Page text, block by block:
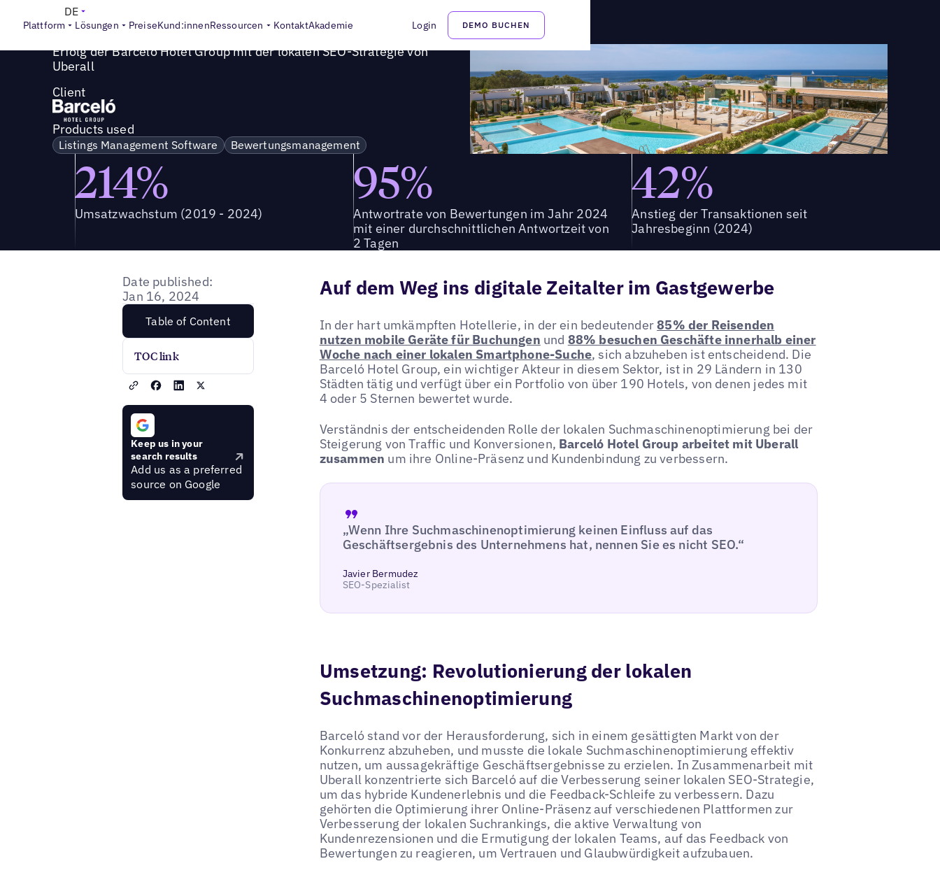
Plattform Lösungen PreiseKund:innenRessourcen KontaktAkademie Login DEMO BUCHEN
DE
Success Story
Erfolg der Barceló Hotel Group mit der lokalen SEO-Strategie von
Uberall
Client
Products used
Listings Management Software Bewertungsmanagement
214%
Umsatzwachstum (2019 - 2024)
95%
Antwortrate von Bewertungen im Jahr 2024
mit einer durchschnittlichen Antwortzeit von
2 Tagen
42%
Anstieg der Transaktionen seit
Jahresbeginn (2024)
Date published:
Jan 16, 2024
Table of Content
TOC link
Keep us in your
search results
Add us as a preferred
source on Google
Auf dem Weg ins digitale Zeitalter im Gastgewerbe
In der hart umkämpften Hotellerie, in der ein bedeutender85% der Reisenden
nutzen mobile Geräte für Buchungen und 88% besuchen Geschäfte innerhalb einer
Woche nach einer lokalen Smartphone-Suche, sich abzuheben ist entscheidend. Die
Barceló Hotel Group, ein wichtiger Akteur in diesem Sektor, ist in 29 Ländern in 130
Städten tätig und verfügt über ein Portfolio von über 190 Hotels, von denen jedes mit
4 oder 5 Sternen bewertet wurde.
Verständnis der entscheidenden Rolle der lokalen Suchmaschinenoptimierung bei der
Steigerung von Traffic und Konversionen, Barceló Hotel Group arbeitet mit Uberall
zusammen um ihre Online-Präsenz und Kundenbindung zu verbessern.
„Wenn Ihre Suchmaschinenoptimierung keinen Einfluss auf das
Geschäftsergebnis des Unternehmens hat, nennen Sie es nicht SEO.“
Javier Bermudez
SEO-Spezialist
Umsetzung: Revolutionierung der lokalen
Suchmaschinenoptimierung
Barceló stand vor der Herausforderung, sich in einem gesättigten Markt von der
Konkurrenz abzuheben, und musste die lokale Suchmaschinenoptimierung effektiv
nutzen, um aussagekräftige Geschäftsergebnisse zu erzielen. In Zusammenarbeit mit
Uberall konzentrierte sich Barceló auf die Verbesserung seiner lokalen SEO-Strategie,
um das hybride Kundenerlebnis und die Feedback-Schleife zu verbessern. Dazu
gehörten die Optimierung ihrer Online-Präsenz auf verschiedenen Plattformen zur
Verbesserung der lokalen Suchrankings, die aktive Verwaltung von
Kundenrezensionen und die Ermutigung der lokalen Teams, auf das Feedback von
Bewertungen zu reagieren, um Vertrauen und Glaubwürdigkeit aufzubauen.